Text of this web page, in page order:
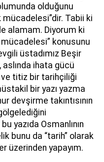
olduğunu
Tabii ki
alamam. Diyorum ki
konusunu
üstadımız Beşir
aslında ihata gücü
titiz bir tarihçiliği
bir yazı yazma
devşirme takıntısının
yazıda Osmanlının
bunu da “tarih” olarak
üzerinden yapayım.